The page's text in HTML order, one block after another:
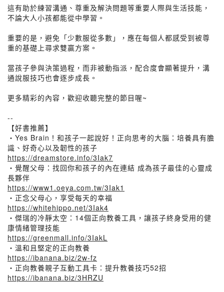
這有助於練習溝通、尊重及解決問題等重要人際與生活技能，
不論大人小孩都能從中學習。
重要的是，避免「少數服從多數」，應在每個人都感受到被尊
重的基礎上尋求雙贏方案。
當孩子參與決策過程，而非被動指派，配合度會顯著提升，溝
通說服技巧也會逐步成長。
更多精彩的內容，歡迎收聽完整的節目喔~
--
【好書推薦】
・Yes Brain！和孩子一起說好！正向思考的大腦：培養具有膽
識、好奇心以及韌性的孩子
https://dreamstore.info/3Iak7
・覺醒父母：找回你和孩子的內在連結 成為孩子最佳的心靈成
長夥伴
https://www1.oeya.com.tw/3Iak1
・正念父母心，享受每天的幸福
https://whitehippo.net/3Iak4
・傑瑞的冷靜太空：14個正向教養工具，讓孩子終身受用的健
康情緒管理技能
https://greenmall.info/3IakL
・溫和且堅定的正向教養
https://ibanana.biz/2w-fz
・正向教養親子互動工具卡：提升教養技巧52招
https://ibanana.biz/3HRZU